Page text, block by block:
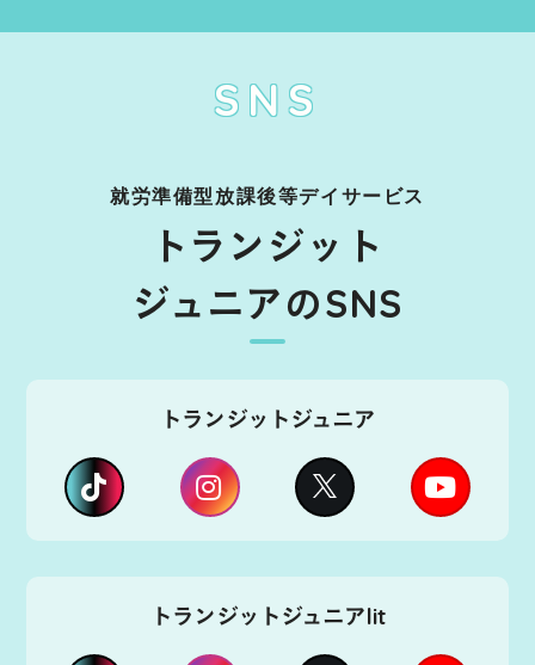
SNS
就労準備型放課後等デイサービス
トランジット
ジュニアのSNS
トランジットジュニア
トランジットジュニアlit